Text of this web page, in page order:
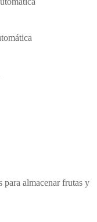
para almacenar frutas y